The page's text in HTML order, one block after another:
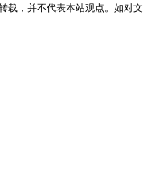
载，并不代表本站观点。如